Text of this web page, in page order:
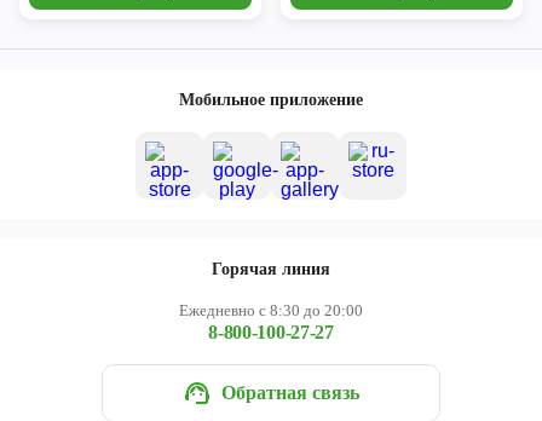
Мобильное приложение
Горячая линия
Ежедневно с 8:30 до 20:00
8-800-100-27-27
Обратная связь